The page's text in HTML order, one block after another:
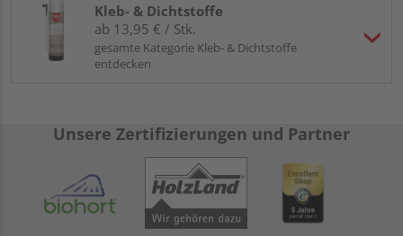
Kleb- & Dichtstoffe
ab 13,95 € / Stk.
gesamte Kategorie Kleb- & Dichtstoffe
entdecken
Unsere Zertifizierungen und Partner